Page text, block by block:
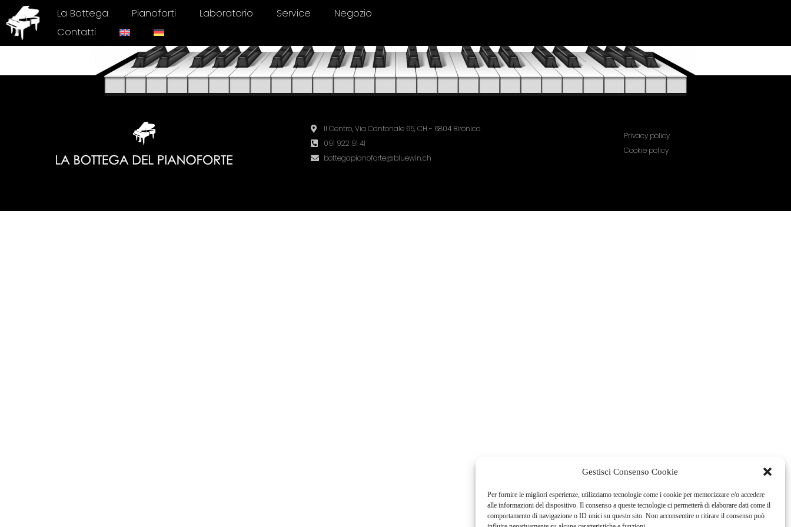
Gestisci Consenso Cookie
Per fornire le migliori esperienze, utilizziamo tecnologie come i cookie per memorizzare e/o accedere
alle informazioni del dispositivo. Il consenso a queste tecnologie ci permetterà di elaborare dati come il
comportamento di navigazione o ID unici su questo sito. Non acconsentire o ritirare il consenso può
La Bottega Pianoforti Laboratorio Service
Negozio
Contatti
Il Centro, Via Cantonale 65, CH - 6804 Bironico
091 922 91 41
bottegapianoforte@bluewin.ch
Privacy policy
Cookie policy